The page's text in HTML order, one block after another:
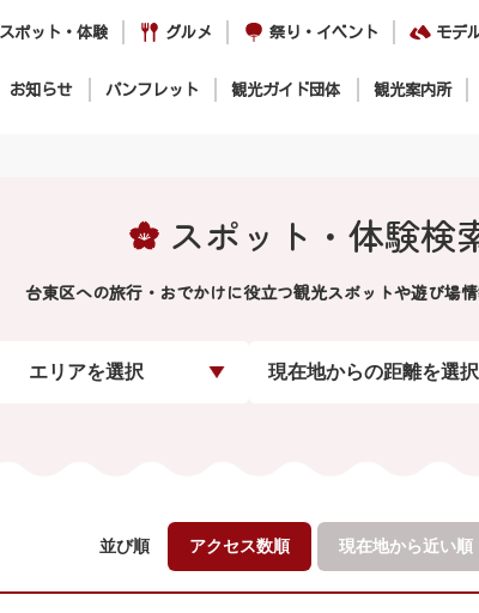
スポット・体験 グルメ 祭り・イベント モデ
お知らせ パンフレット 観光ガイド団体 観光案内所
スポット・体験検
台東区への旅行・おでかけに役立つ観光スポットや遊び場情
エリアを選択 現在地からの距離を選択
並び順 アクセス数順 現在地から近い順